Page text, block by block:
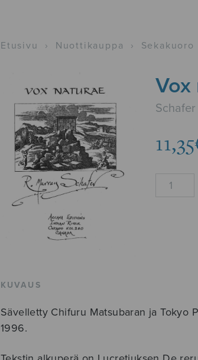
Etusivu › Nuottikauppa › Sekakuoro
Vox
11,35
Vox
KUVAUS
Sävelletty Chifuru Matsubaran ja Tokyo
1996.